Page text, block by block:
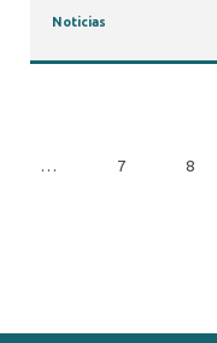
Noticias
… 7 8